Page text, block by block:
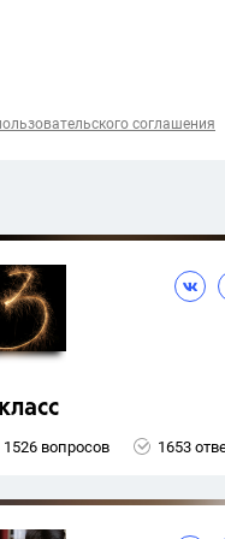
соглашения
1526 вопросов 1653